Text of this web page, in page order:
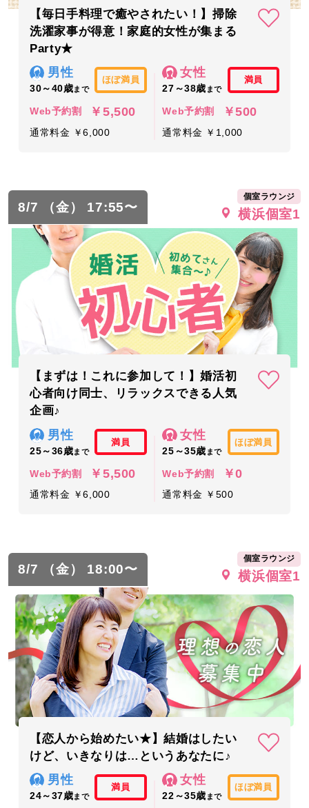
【毎日手料理で癒やされたい！】掃除
洗濯家事が得意！家庭的女性が集まる
Party★
男性
30～40歳まで
ほぼ満員
Web予約割 ￥5,500
通常料金 ￥6,000
女性
27～38歳 まで
満員
Web予約割 ￥500
通常料金 ￥1,000
8/7 （金） 17:55〜
個室ラウンジ
横浜個室1
【まずは！これに参加して！】婚活初
心者向け同士、リラックスできる人気
企画♪
男性
25～36歳まで
満員
Web予約割 ￥5,500
通常料金 ￥6,000
女性
25～35歳 まで
ほぼ満員
Web予約割 ￥0
通常料金 ￥500
8/7 （金） 18:00〜
個室ラウンジ
横浜個室1
【恋人から始めたい★】結婚はしたい
けど、いきなりは…というあなたに♪
男性
24～37歳まで
満員
女性
22～35歳 まで
ほぼ満員